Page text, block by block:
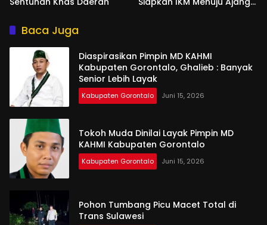
Baca Juga
Diaspirasikan Pimpin MD KAHMI
Kabupaten Gorontalo, Ghalieb : Banyak
Senior Lebih Layak
Kabupaten Gorontalo Juni 15, 2026
Tokoh Muda Dinilai Layak Pimpin MD
KAHMI Kabupaten Gorontalo
Kabupaten Gorontalo Juni 15, 2026
Pohon Tumbang Picu Macet Total di
Trans Sulawesi